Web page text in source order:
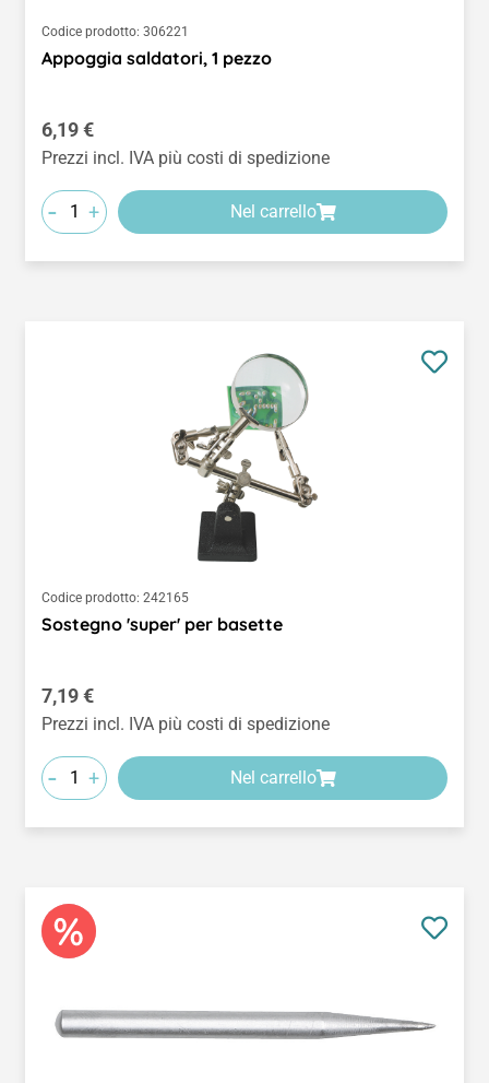
Codice prodotto: 306221
Appoggia saldatori, 1 pezzo
Prezzo normale:
6,19 €
Prezzi incl. IVA più costi di spedizione
- + Nel carrello
Codice prodotto: 242165
Sostegno 'super' per basette
Prezzo normale:
7,19 €
Prezzi incl. IVA più costi di spedizione
- + Nel carrello